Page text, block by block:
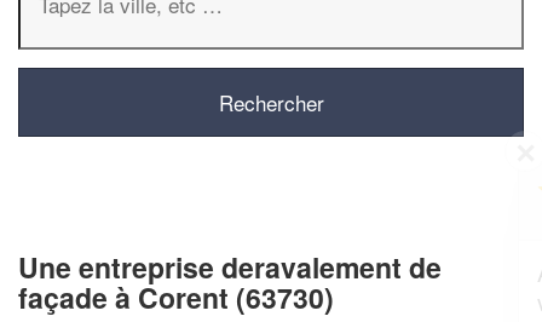
Une entreprise deravalement de
façade à Corent (63730)
Augmentez votrechiffre d'affaires
vosmargestout en gagnant de